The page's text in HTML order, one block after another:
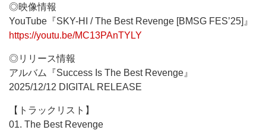
◎映像情報
YouTube『SKY-HI / The Best Revenge [BMSG FES’25]』
https://youtu.be/MC13PAnTYLY
◎リリース情報
アルバム『Success Is The Best Revenge』
2025/12/12 DIGITAL RELEASE
【トラックリスト】
01. The Best Revenge